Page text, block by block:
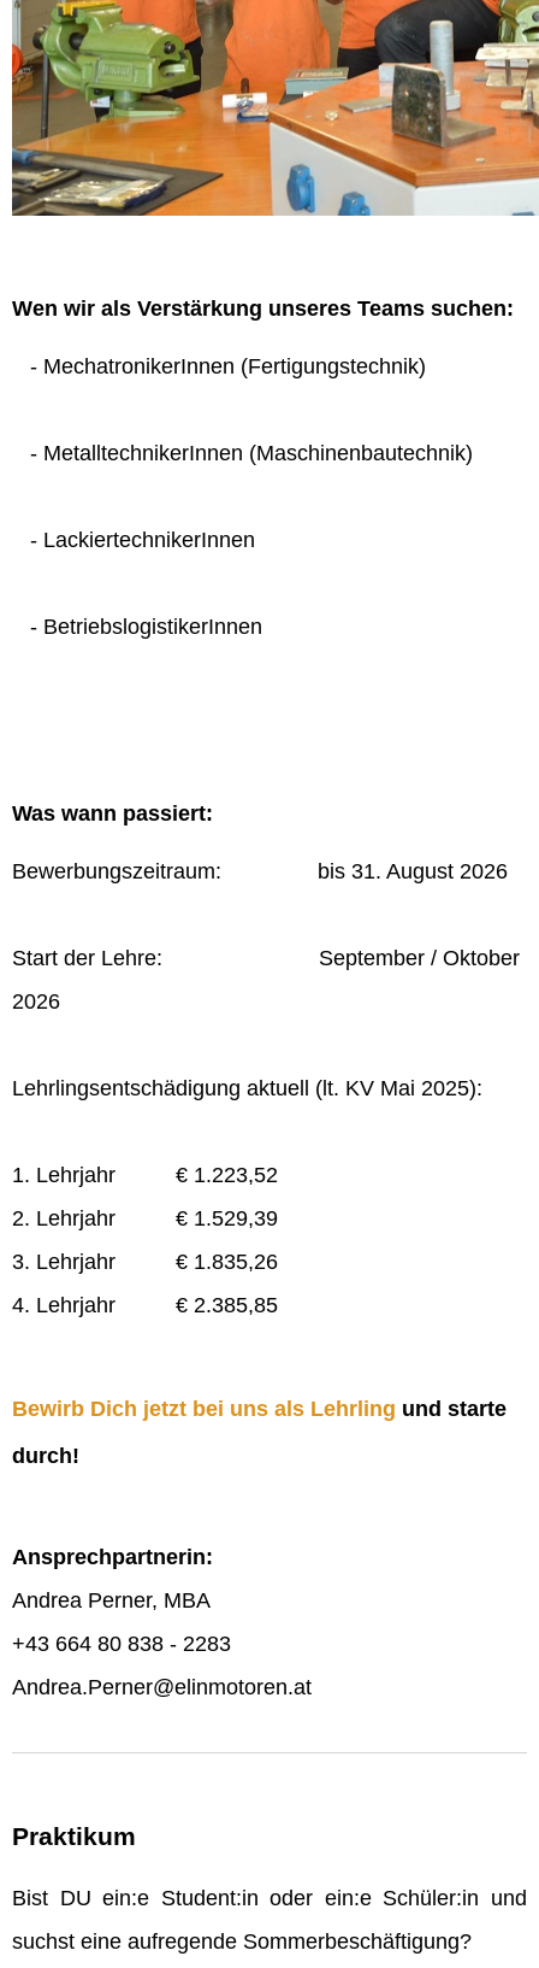
Wen wir als Verstärkung unseres Teams suchen:
- MechatronikerInnen (Fertigungstechnik)
- MetalltechnikerInnen (Maschinenbautechnik)
- LackiertechnikerInnen
- BetriebslogistikerInnen
Was wann passiert:
Bewerbungszeitraum: bis 31. August 2026
Start der Lehre: September / Oktober
2026
Lehrlingsentschädigung aktuell (lt. KV Mai 2025):
1. Lehrjahr € 1.223,52
2. Lehrjahr € 1.529,39
3. Lehrjahr € 1.835,26
4. Lehrjahr € 2.385,85
Bewirb Dich jetzt bei uns als Lehrling und starte
durch!
Ansprechpartnerin:
Andrea Perner, MBA
+43 664 80 838 - 2283
Andrea.Perner@elinmotoren.at
Praktikum
Bist DU ein:e Student:in oder ein:e Schüler:in und
suchst eine aufregende Sommerbeschäftigung?